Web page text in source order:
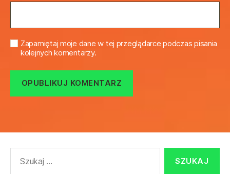
Zapamiętaj moje dane w tej przeglądarce podczas pisania
kolejnych komentarzy.